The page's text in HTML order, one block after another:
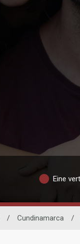
Eine
/ Cundinamarca /